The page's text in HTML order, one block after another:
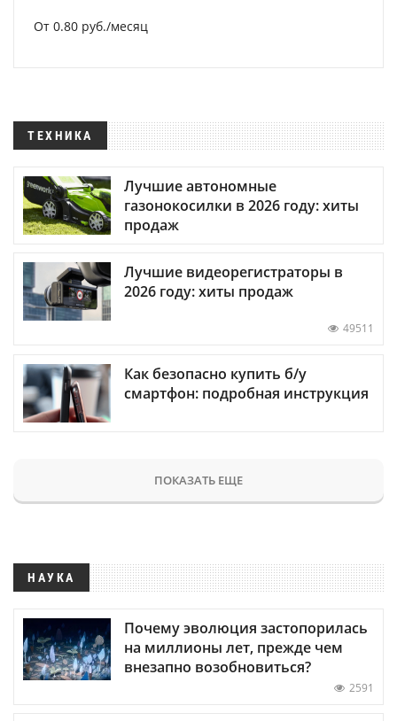
От 0.80 руб./месяц
ТЕХНИКА
Лучшие автономные
газонокосилки в 2026 году: хиты
продаж
Лучшие видеорегистраторы в
2026 году: хиты продаж
49511
Как безопасно купить б/у
смартфон: подробная инструкция
ПОКАЗАТЬ ЕЩЕ
НАУКА
Почему эволюция застопорилась
на миллионы лет, прежде чем
внезапно возобновиться?
2591